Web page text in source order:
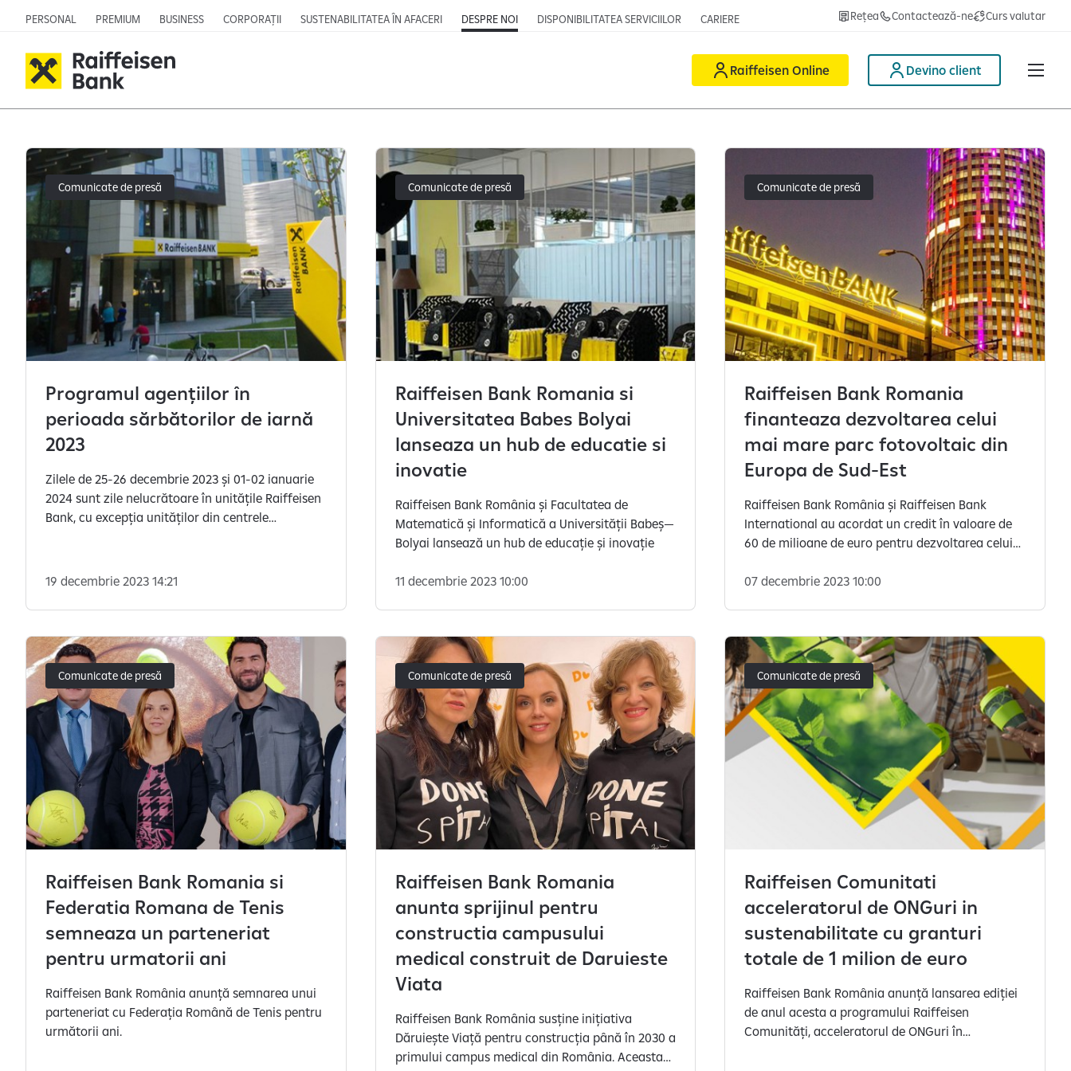
PERSONAL PREMIUM BUSINESS CORPORAȚII SUSTENABILITATEA ÎN AFACERI DESPRE NOI DISPONIBILITATEA SERVICIILOR CARIERE Rețea Contactează-ne Curs valutar
Raiffeisen Online Devino client
Știrile au fost încărcate
Comunicate de presă
Programul agențiilor în
perioada sărbătorilor de iarnă
2023
Zilele de 25-26 decembrie 2023 și 01-02 ianuarie
2024 sunt zile nelucrătoare în unitățile Raiffeisen
Bank, cu excepția unităților din centrele
19 decembrie 2023 14:21
Comunicate de presă
Raiffeisen Bank Romania si
Universitatea Babes Bolyai
lanseaza un hub de educatie si
inovatie
Raiffeisen Bank România și Facultatea de
Matematică și Informatică a Universității Babeș—
Bolyai lansează un hub de educație și inovație
11 decembrie 2023 10:00
Comunicate de presă
Raiffeisen Bank Romania
finanteaza dezvoltarea celui
mai mare parc fotovoltaic din
Europa de Sud-Est
Raiffeisen Bank România și Raiffeisen Bank
International au acordat un credit în valoare de
60 de milioane de euro pentru dezvoltarea celui
Sud-Est, pus în funcțiune în 2023, la Rătești, în
07 decembrie 2023 10:00
Comunicate de presă
Raiffeisen Bank Romania si
Federatia Romana de Tenis
semneaza un parteneriat
pentru urmatorii ani
Raiffeisen Bank România anunță semnarea unui
parteneriat cu Federația Română de Tenis pentru
următorii ani.
Comunicate de presă
Raiffeisen Bank Romania
anunta sprijinul pentru
constructia campusului
medical construit de Daruieste
Viata
Raiffeisen Bank România susține inițiativa
Dăruiește Viață pentru construcția până în 2030 a
primului campus medical din România. Aceasta
Comunicate de presă
Raiffeisen Comunitati
acceleratorul de ONGuri in
sustenabilitate cu granturi
totale de 1 milion de euro
Raiffeisen Bank România anunță lansarea ediției
de anul acesta a programului Raiffeisen
Comunități, acceleratorul de ONGuri în